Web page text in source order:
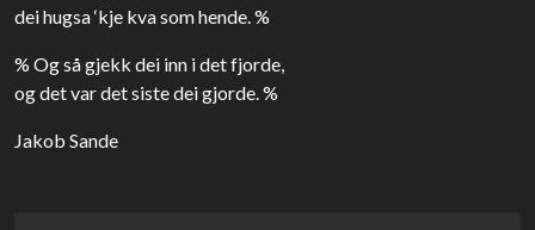
dei hugsa ‘kje kva som hende. %
% Og så gjekk dei inn i det fjorde,
og det var det siste dei gjorde. %
Jakob Sande